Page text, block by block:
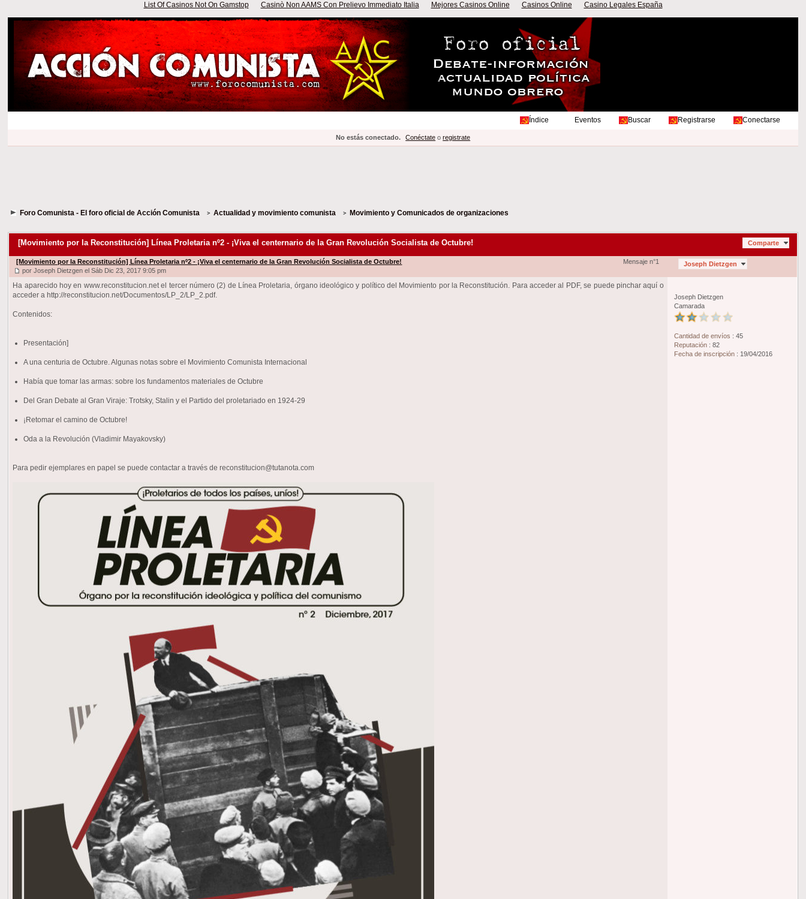
List Of Casinos Not On Gamstop Casinò Non AAMS Con Prelievo Immediato Italia Mejores Casinos Online Casinos Online Casino Legales España
Índice Eventos Buscar Registrarse Conectarse
No estás conectado. Conéctate oregistrate
Foro Comunista - El foro oficial de Acción Comunista Actualidad y movimiento comunista Movimiento y Comunicados de organizaciones
[Movimiento por la Reconstitución] Línea Proletaria nº2 - ¡Viva el centernario de la Gran Revolución Socialista de Octubre! Comparte
Joseph Dietzgen
Joseph Dietzgen
Camarada
Cantidad de envíos : 45
Reputación: 82
Fecha de inscripción: 19/04/2016
Mensaje n°1
[Movimiento por la Reconstitución] Línea Proletaria nº2 - ¡Viva el centernario de la Gran Revolución Socialista de Octubre!
por Joseph Dietzgen el Sáb Dic 23, 2017 9:05 pm
Ha aparecido hoy en www.reconstitucion.net el tercer número (2) de Línea Proletaria, órgano ideológico y político del Movimiento por la Reconstitución. Para acceder al PDF, se puede pinchar aquí o
acceder a http://reconstitucion.net/Documentos/LP_2/LP_2.pdf.
Contenidos:
Presentación]
A una centuria de Octubre. Algunas notas sobre el Movimiento Comunista Internacional
Había que tomar las armas: sobre los fundamentos materiales de Octubre
Del Gran Debate al Gran Viraje: Trotsky, Stalin y el Partido del proletariado en 1924-29
¡Retomar el camino de Octubre!
Oda a la Revolución (Vladimir Mayakovsky)
Para pedir ejemplares en papel se puede contactar a través dereconstitucion@tutanota.com